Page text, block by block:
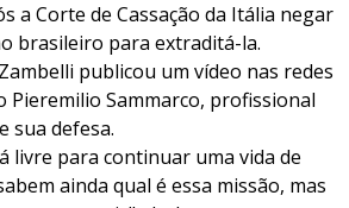
a Corte de Cassação da Itália negar
brasileiro para extraditá-la.
publicou um vídeo nas redes
Pieremilio Sammarco, profissional
sua defesa.
livre para continuar uma vida de
ainda qual é essa missão, mas